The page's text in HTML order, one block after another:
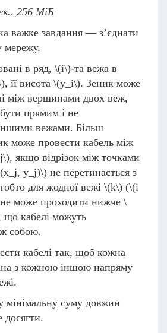
256 МіБ
важке завдання — з’єднати
мережу.
в ряд, \(i\)-та вежа в
, її висота \(y_i\). Зеник може
між вершинами двох веж,
прямим і не
вежами. Більш
може провести кабель між
, якщо відрізок між точками
y_j)\) не перетинається з
для жодної вежі \(k\) (\(i
може проходити нижче \
що кабелі можуть
собою.
кабелі так, щоб кожна
з кожною іншою напряму
мінімальну суму довжин
досягти.